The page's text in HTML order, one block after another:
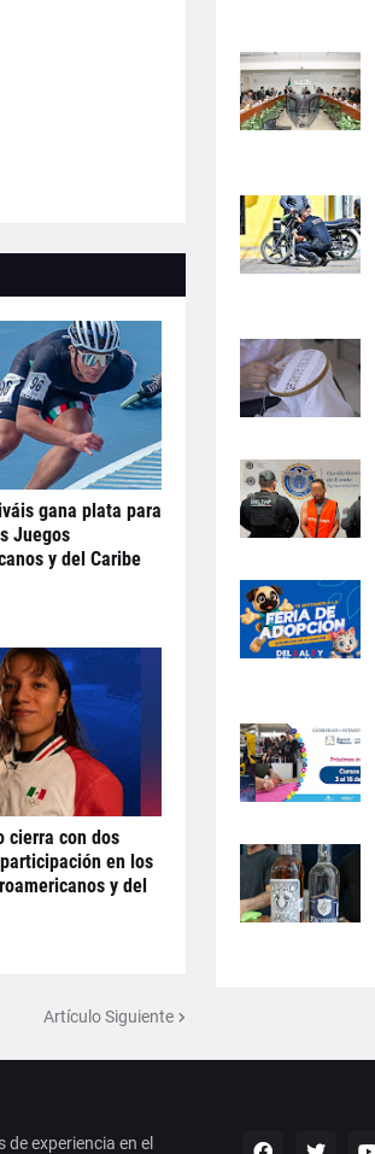
gana plata para
Juegos
y del Caribe
cierra con dos
en los
y del
Artículo Siguiente
experiencia en el